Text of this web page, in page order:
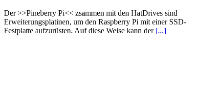
Der >>Pineberry Pi<< zsammen mit den HatDrives sind
Erweiterungsplatinen, um den Raspberry Pi mit einer SSD-
Festplatte aufzurüsten. Auf diese Weise kann der [...]